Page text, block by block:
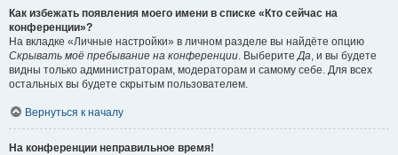
Как избежать появления моего имени в списке «Кто сейчас на
конференции»?
На вкладке «Личные настройки» в личном разделе вы найдёте опцию
Скрывать моё пребывание на конференции. ВыберитеДа, и вы будете
видны только администраторам, модераторам и самому себе. Для всех
остальных вы будете скрытым пользователем.
Вернуться к началу
На конференции неправильное время!